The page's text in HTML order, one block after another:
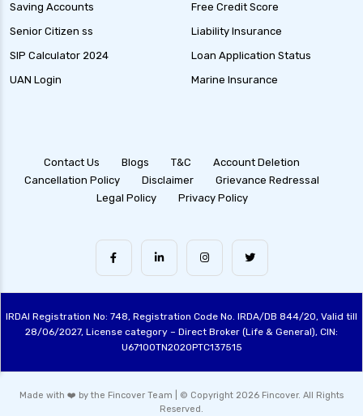
Saving Accounts
Senior Citizen ss
SIP Calculator 2024
UAN Login
Free Credit Score
Liability Insurance
Loan Application Status
Marine Insurance
Contact Us Blogs T&C
Account Deletion
Cancellation Policy
Disclaimer
Grievance Redressal
Legal Policy
Privacy Policy
IRDAI Registration No: 748, Registration Code No. IRDA/DB 844/20, Valid till
28/06/2027, License category – Direct Broker (Life & General), CIN:
U67100TN2020PTC137515
Made with ❤️ by the Fincover Team | © Copyright 2026 Fincover. All Rights
Reserved.